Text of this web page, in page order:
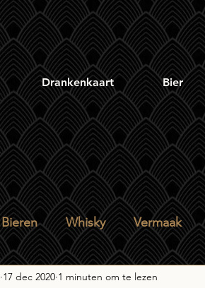
Drankenkaart Bier
Bieren Whisky Vermaak
17 dec 2020 1 minuten om te lezen